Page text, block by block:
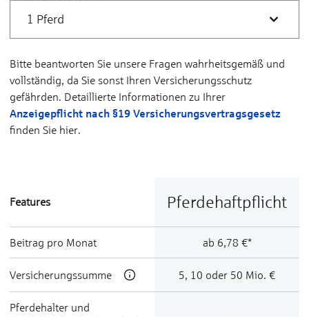
1 Pferd
Bitte beantworten Sie unsere Fragen wahrheitsgemäß und
vollständig, da Sie sonst Ihren Versicherungsschutz
gefährden. Detaillierte Informationen zu Ihrer
Anzeigepflicht nach §19 Versicherungs­vertragsgesetz
finden Sie hier.
Features Pferde­haft­pflicht
Beitrag pro Monat ab 6,78 €*
Ver­sicherungs­summe 5, 10 oder 50 Mio. €
Pferde­hal­ter und